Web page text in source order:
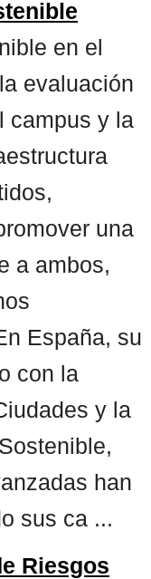
en el
evaluación
campus y la
una
a ambos,
España, su
con la
y la
han
sus ca ...
Riesgos